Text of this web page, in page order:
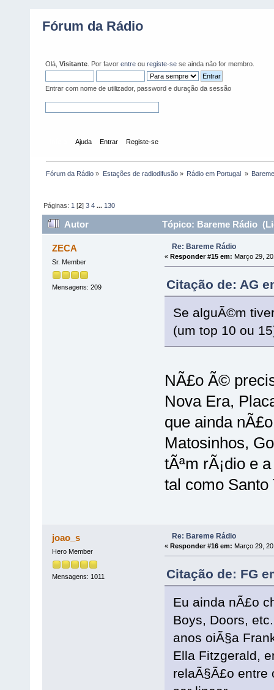
Fórum da Rádio
Olá, Visitante . Por favor entre ou registe-se se ainda não for membro.
Entrar com nome de utilizador, password e duração da sessão
Ajuda Entrar Registe-se
Fórum da Rádio » Estações de radiodifusão» Rádio em Portugal »
Páginas: 1 [2]3 4 ... 130
Autor Tópico: Bareme Rádio
ZECA
Sr. Member
Mensagens: 209
Re: Bareme Rádio
« Responder #15 em: Março 29,
Citação de: AG
Se alguÃ©m
(um top 10 ou
NÃ£o Ã©
Nova Era,
que ainda
Matosinhos,
tÃªm rÃ¡dio e
tal como Santo
joao_s
Hero Member
Mensagens: 1011
Re: Bareme Rádio
« Responder #16 em: Março 29,
Citação de: FG
Eu ainda nÃ£o
Boys, Doors,
anos oiÃ§a
Ella Fitzgerald,
relaÃ§Ã£o entre